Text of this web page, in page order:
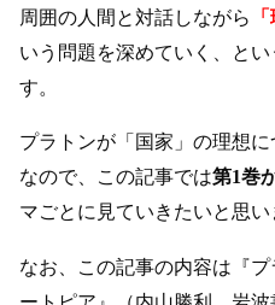
周囲の人間と対話しながら
いう問題を深めていく、と
す。
プラトンが「国家」の理想
なので、この記事では第1巻
マごとに見ていきたいと思い
なお、この記事の内容は『